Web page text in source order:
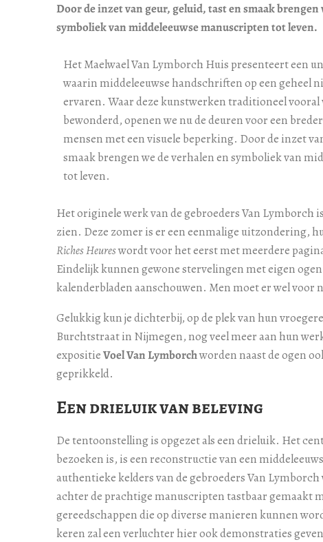
Door de inzet van geur, geluid, tast en smaak brengen
symboliek van middeleeuwse manuscripten tot leven.
Het Maelwael Van Lymborch Huis presenteert een
waarin middeleeuwse handschriften op een geheel
ervaren. Waar deze kunstwerken traditioneel vooral
bewonderd, openen we nu de deuren voor een
mensen met een visuele beperking. Door de inzet
smaak brengen we de verhalen en symboliek van
tot leven.
Het originele werk van de gebroeders Van Lymborch
zien. Deze zomer is er een eenmalige uitzondering,
Riches Heureswordt voor het eerst met meerdere
Eindelijk kunnen gewone stervelingen met eigen
kalenderbladen aanschouwen. Men moet er wel voor
Gelukkig kun je dichterbij, op de plek van hun
Burchtstraat in Nijmegen, nog veel meer aan hun
expositieVoel Van Lymborchworden naast de ogen
geprikkeld.
Eendrieluik van beleving
De tentoonstelling is opgezet als een drieluik. Het
bezoeken is, is een reconstructie van een
authentieke kelders van de gebroeders Van
achter de prachtige manuscripten tastbaar gemaakt
gereedschappen die op diverse manieren kunnen
keren zal een verluchter hier ook demonstraties